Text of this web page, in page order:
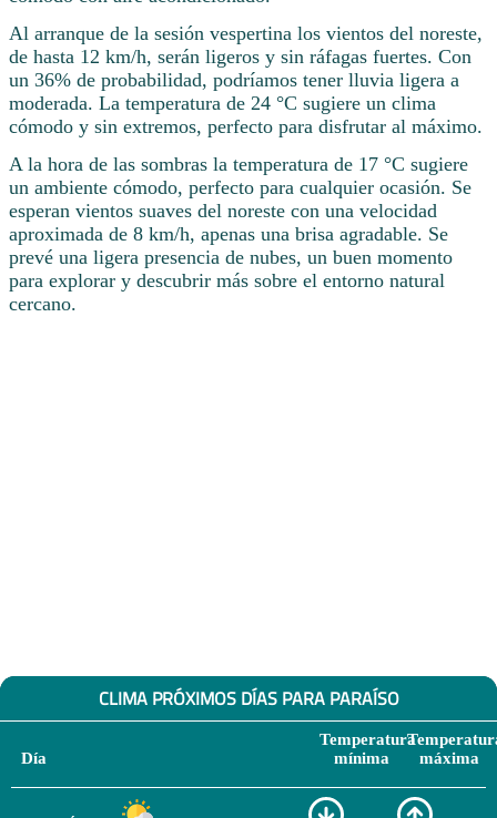
Al arranque de la sesión vespertina los vientos del noreste,
de hasta 12 km/h, serán ligeros y sin ráfagas fuertes. Con
un 36% de probabilidad, podríamos tener lluvia ligera a
moderada. La temperatura de 24 °C sugiere un clima
cómodo y sin extremos, perfecto para disfrutar al máximo.
A la hora de las sombras la temperatura de 17 °C sugiere
un ambiente cómodo, perfecto para cualquier ocasión. Se
esperan vientos suaves del noreste con una velocidad
aproximada de 8 km/h, apenas una brisa agradable. Se
prevé una ligera presencia de nubes, un buen momento
para explorar y descubrir más sobre el entorno natural
cercano.
CLIMA PRÓXIMOS DÍAS PARA PARAÍSO
Día
Temperatura
mínima
máxima